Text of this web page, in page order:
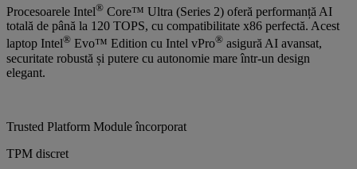
Procesoarele Intel® Core™ Ultra (Series 2) oferă performanță AI
totală de până la 120 TOPS, cu compatibilitate x86 perfectă. Acest
laptop Intel® Evo™ Edition cu Intel vPro® asigură AI avansat,
securitate robustă și putere cu autonomie mare într-un design
elegant.
Trusted Platform Module încorporat
TPM discret